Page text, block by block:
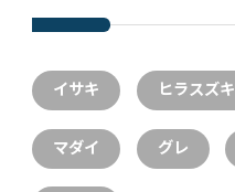
イサキ ヒラスズキ
マダイ グレ